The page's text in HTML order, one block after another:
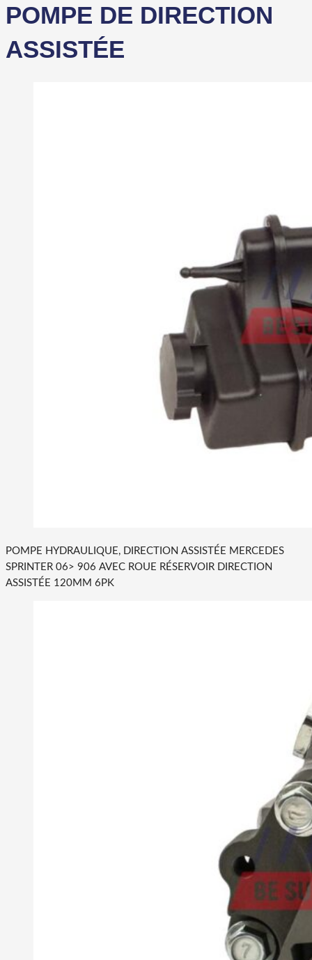
POMPE DE DIRECTION
ASSISTÉE
POMPE HYDRAULIQUE, DIRECTION ASSISTÉE MERCEDES
SPRINTER 06> 906 AVEC ROUE RÉSERVOIR DIRECTION
ASSISTÉE 120MM 6PK